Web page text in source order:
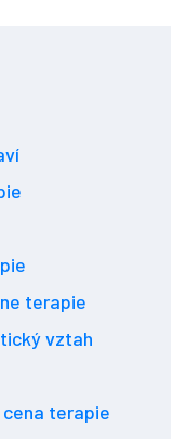
terapie
vztah
cena terapie